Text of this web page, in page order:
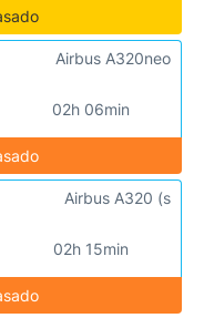
02h 06min
Airbus A320neo
02h 15min
Airbus A320 (s